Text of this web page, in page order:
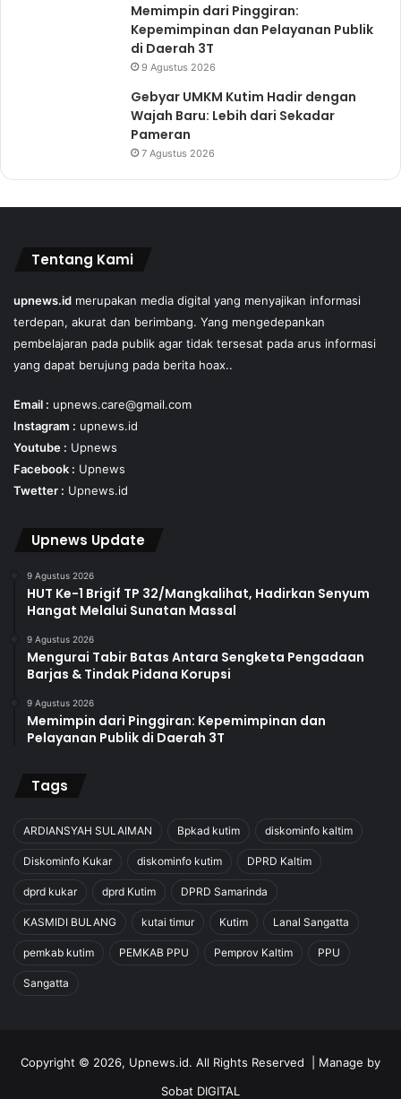
Memimpin dari Pinggiran:
Kepemimpinan dan Pelayanan Publik
di Daerah 3T
9 Agustus 2026
Gebyar UMKM Kutim Hadir dengan
Wajah Baru: Lebih dari Sekadar
Pameran
7 Agustus 2026
Tentang Kami
upnews.id merupakan media digital yang menyajikan informasi
terdepan, akurat dan berimbang. Yang mengedepankan
pembelajaran pada publik agar tidak tersesat pada arus informasi
yang dapat berujung pada berita hoax..
Email : upnews.care@gmail.com
Instagram : upnews.id
Youtube : Upnews
Facebook : Upnews
Twetter : Upnews.id
Upnews Update
9 Agustus 2026
HUT Ke-1 Brigif TP 32/Mangkalihat, Hadirkan Senyum
Hangat Melalui Sunatan Massal
9 Agustus 2026
Mengurai Tabir Batas Antara Sengketa Pengadaan
Barjas & Tindak Pidana Korupsi
9 Agustus 2026
Memimpin dari Pinggiran: Kepemimpinan dan
Pelayanan Publik di Daerah 3T
Tags
ARDIANSYAH SULAIMAN Bpkad kutim diskominfo kaltim
Diskominfo Kukar diskominfo kutim DPRD Kaltim
dprd kukar dprd Kutim DPRD Samarinda
KASMIDI BULANG kutai timur Kutim Lanal Sangatta
pemkab kutim PEMKAB PPU Pemprov Kaltim PPU
Sangatta
Copyright © 2026, Upnews.id. All Rights Reserved | Manage by
Sobat DIGITAL